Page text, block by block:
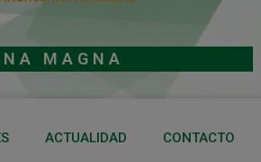
MAGNA
ACTUALIDAD CONTACTO